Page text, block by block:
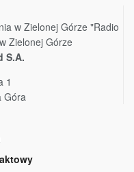
w Zielonej Górze "Radio
Zielonej Górze
S.A.
1
Góra